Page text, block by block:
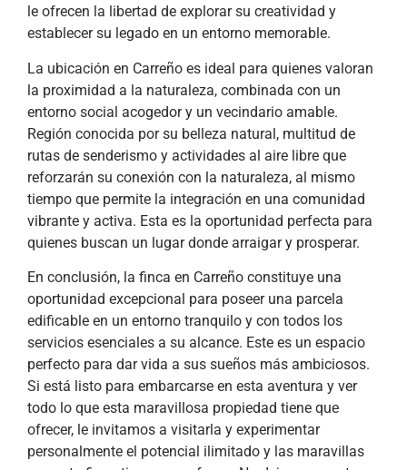
le ofrecen la libertad de explorar su creatividad y
establecer su legado en un entorno memorable.
La ubicación en Carreño es ideal para quienes valoran
la proximidad a la naturaleza, combinada con un
entorno social acogedor y un vecindario amable.
Región conocida por su belleza natural, multitud de
rutas de senderismo y actividades al aire libre que
reforzarán su conexión con la naturaleza, al mismo
tiempo que permite la integración en una comunidad
vibrante y activa. Esta es la oportunidad perfecta para
quienes buscan un lugar donde arraigar y prosperar.
En conclusión, la finca en Carreño constituye una
oportunidad excepcional para poseer una parcela
edificable en un entorno tranquilo y con todos los
servicios esenciales a su alcance. Este es un espacio
perfecto para dar vida a sus sueños más ambiciosos.
Si está listo para embarcarse en esta aventura y ver
todo lo que esta maravillosa propiedad tiene que
ofrecer, le invitamos a visitarla y experimentar
personalmente el potencial ilimitado y las maravillas